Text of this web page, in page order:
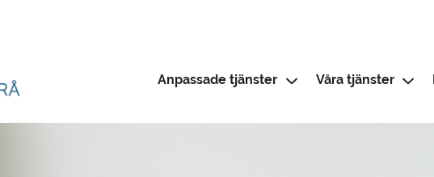
Anpassade tjänster Våra tjänster